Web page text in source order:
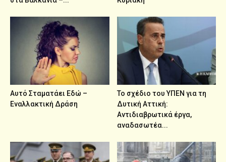
Αυτό Σταματάει Εδώ –
Εναλλακτική Δράση
Το σχέδιο του ΥΠΕΝ για τη
Δυτική Αττική:
Αντιδιαβρωτικά έργα,
αναδασωτέα...